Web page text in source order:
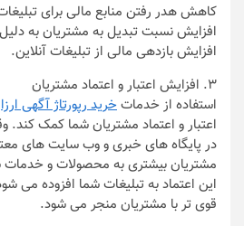
کاهش هدر رفتن منابع مالی برای
افزایش نسبت تبدیل به مشتریان به
افزایش بازدهی مالی از تبلیغات آنلاین.
۳. افزایش اعتبار و اعتماد مشتریان
استفاده از خدماتخرید رپورتاژ آگهی
اعتبار و اعتماد مشتریان شما کمک کند.
در پایگاه‌ های خبری و وب‌ سایت‌ های
مشتریان بیشتری به محصولات و خدمات
این اعتماد به تبلیغات شما افزوده می‌
قوی‌ تر با مشتریان منجر می‌ شود.